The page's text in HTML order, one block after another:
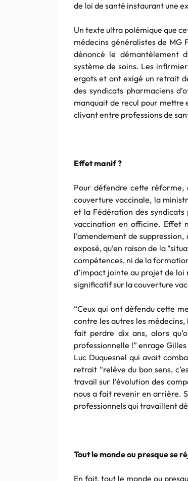
de loi de santé instaurant une
Un texte ultra polémique que
médecins généralistes de MG
dénoncé le démantèlement
système de soins. Les
ergots et ont exigé un retrait
des syndicats pharmaciens
manquait de recul pour mettre
clivant entre professions de
Effet manif ?
Pour défendre cette
couverture vaccinale, la
et la Fédération des syndicats
vaccination en officine. Effet
l’amendement de
exposé, qu’en raison de la
compétences, ni de la
d’impact jointe au projet de
significatif sur la couverture
“Ceux qui ont défendu cette
contre les autres les
fait perdre dix ans, alors
professionnelle !” enrage
Luc Duquesnel qui avait
retrait “relève du bon sens,
travail sur l’évolution des
nous a fait revenir en arrière.
professionnels qui travaillent
Tout le monde ou presque se
En fait, tout le monde ou